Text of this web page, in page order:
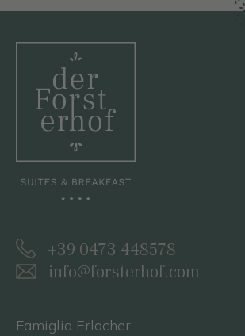
+39 0473 448578
info@forsterhof.com
Famiglia Erlacher